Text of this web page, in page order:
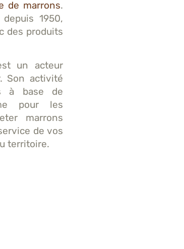
de marrons.
1950,
des produits
un acteur
Son activité
à base de
pour les
marrons
de vos
territoire.